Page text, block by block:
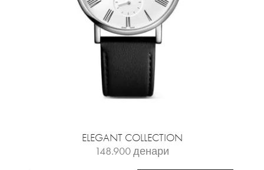
ELEGANT COLLECTION
148.900денари